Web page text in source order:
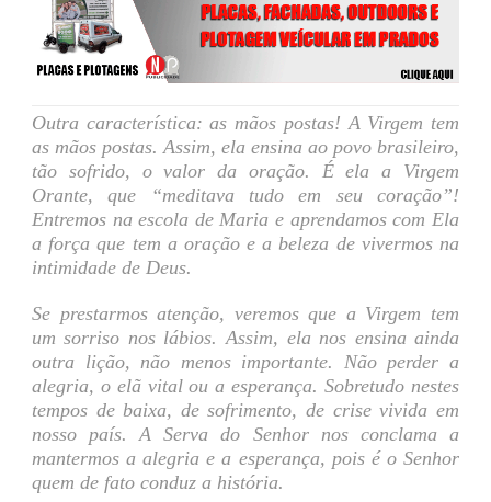
Outra característica: as mãos postas! A Virgem tem
as mãos postas. Assim, ela ensina ao povo brasileiro,
tão sofrido, o valor da oração. É ela a Virgem
Orante, que “meditava tudo em seu coração”!
Entremos na escola de Maria e aprendamos com Ela
a força que tem a oração e a beleza de vivermos na
intimidade de Deus.
Se prestarmos atenção, veremos que a Virgem tem
um sorriso nos lábios. Assim, ela nos ensina ainda
outra lição, não menos importante. Não perder a
alegria, o elã vital ou a esperança. Sobretudo nestes
tempos de baixa, de sofrimento, de crise vivida em
nosso país. A Serva do Senhor nos conclama a
mantermos a alegria e a esperança, pois é o Senhor
quem de fato conduz a história.